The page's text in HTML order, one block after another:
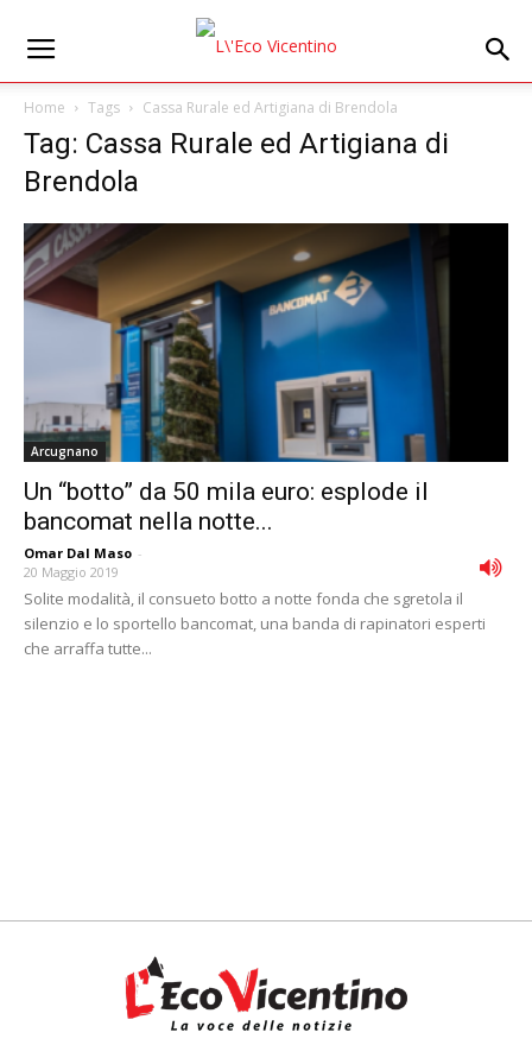
Home Tags Cassa Rurale ed Artigiana di Brendola
Tag: Cassa Rurale ed Artigiana di
Brendola
Arcugnano
Un “botto” da 50 mila euro: esplode il
bancomat nella notte...
Omar Dal Maso -
20 Maggio 2019
Solite modalità, il consueto botto a notte fonda che sgretola il
silenzio e lo sportello bancomat, una banda di rapinatori esperti
che arraffa tutte...